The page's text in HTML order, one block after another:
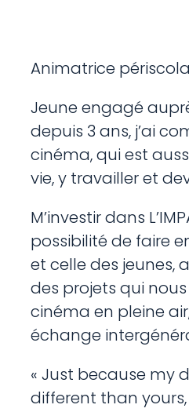
Animatrice
Jeune engagé
depuis 3 ans, j’ai
cinéma, qui est
vie, y travailler et
M’investir dans
possibilité de faire
et celle des jeunes,
des projets qui
cinéma en pleine
échange
« Just because my
different than